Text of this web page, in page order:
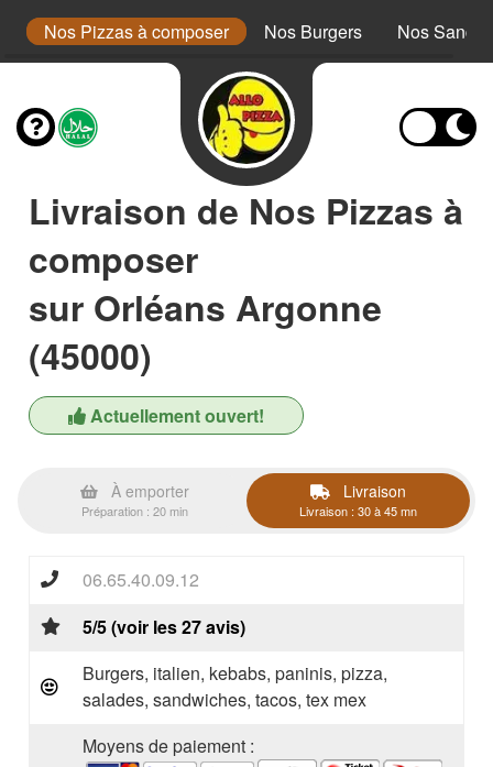
Nos Pizzas à composer Nos Burgers Nos
Livraison de Nos Pizzas à
composer
sur Orléans Argonne
(45000)
Actuellement ouvert!
À emporter
Préparation : 20 min
Livraison
Livraison : 30 à 45 mn
06.65.40.09.12
5/5 (voir les 27 avis)
Burgers, italien, kebabs, paninis, pizza,
salades, sandwiches, tacos, tex mex
Moyens de paiement :